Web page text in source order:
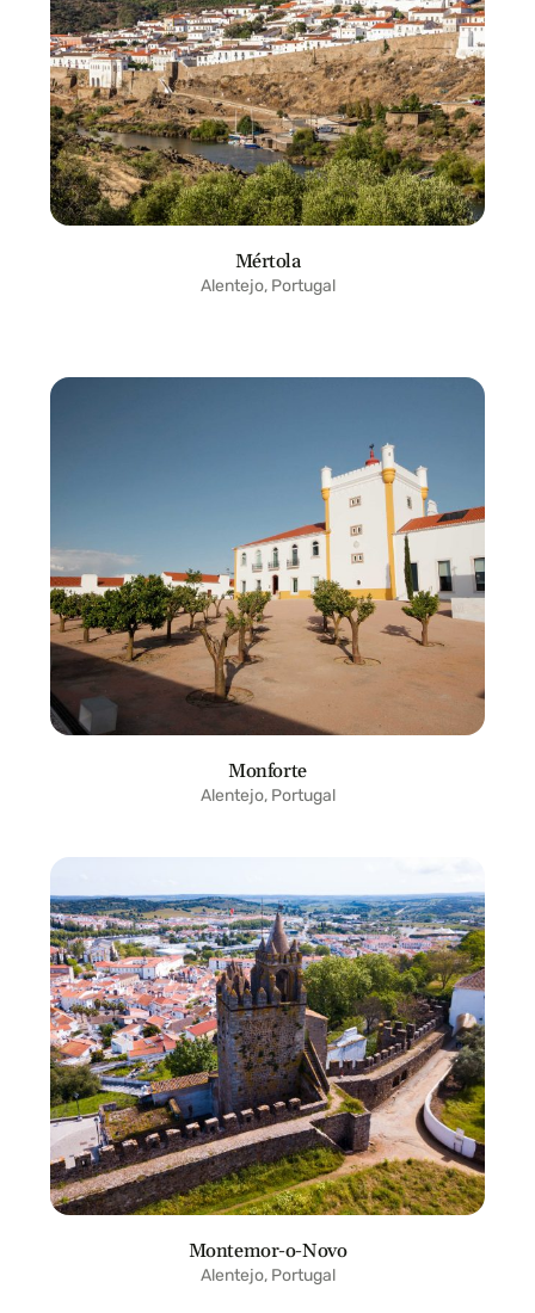
Mértola
Alentejo, Portugal
Monforte
Alentejo, Portugal
Montemor-o-Novo
Alentejo, Portugal